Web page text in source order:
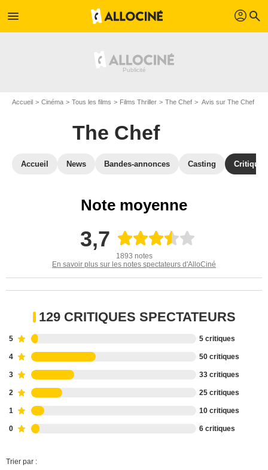
menu profil search
Accueil Cinéma Tous les films Films Thriller The Chef Avis sur The Chef
The Chef
Accueil News Bandes-annonces Casting
Note moyenne
3,7
1893 notes
En savoir plus sur les notes spectateurs d'AlloCiné
129 CRITIQUES SPECTATEURS
5 5 critiques
4 50 critiques
3 33 critiques
2 25 critiques
1 10 critiques
0 6 critiques
Trier par :